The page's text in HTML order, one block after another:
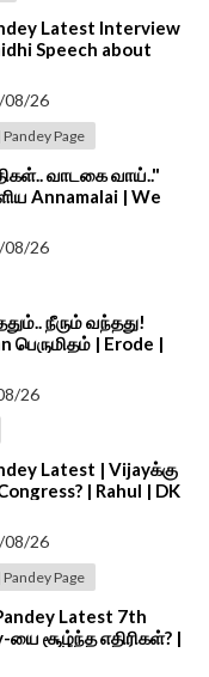
Latest Interview
Speech about
| TVK | CM Vijay |
08/26
Page
வாடகை வாய்.."
Annamalai | We
Madurai
08/26
நீரும் வந்தது!
பெருமிதம் | Erode |
26
Latest | Vijayக்கு
| Rahul | DK
TVK | TN Govt
08/26
Page
Latest 7th
யை சூழ்ந்த எதிரிகள்? |
| DMK | TN Govt